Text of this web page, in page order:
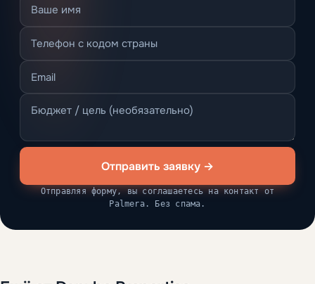
Отправить заявку →
Отправляя форму, вы соглашаетесь на контакт от
Palmera. Без спама.